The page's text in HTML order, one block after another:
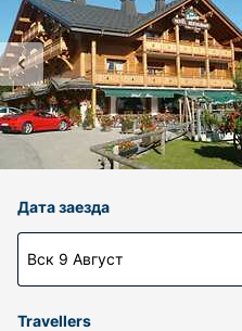
Дата заезда
Вск 9 Август
Travellers